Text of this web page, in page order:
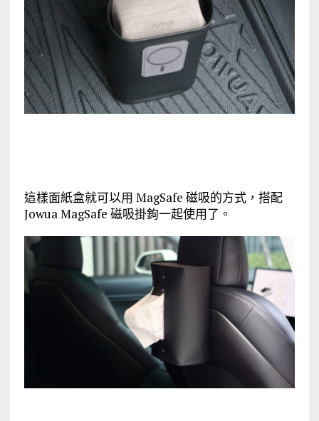
這樣面紙盒就可以用 MagSafe 磁吸的方式，搭配
Jowua MagSafe 磁吸掛鉤一起使用了。